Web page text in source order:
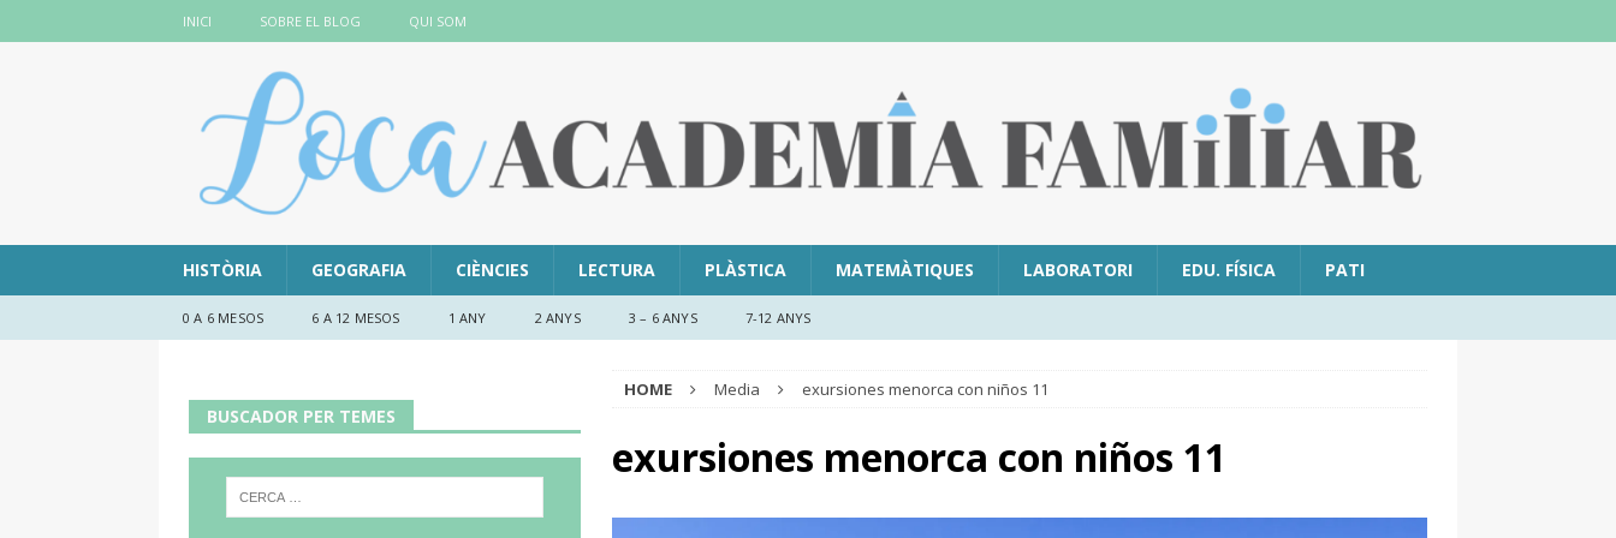
INICI SOBRE EL BLOG QUI SOM
HISTÒRIA GEOGRAFIA CIÈNCIES LECTURA PLÀSTICA MATEMÀTIQUES LABORATORI EDU. FÍSICA PATI
0 A 6 MESOS 6 A 12 MESOS 1 ANY 2 ANYS 3 – 6 ANYS 7-12 ANYS
HOME Media exursiones menorca con niños 11
exursiones menorca con niños 11
BUSCADOR PER TEMES